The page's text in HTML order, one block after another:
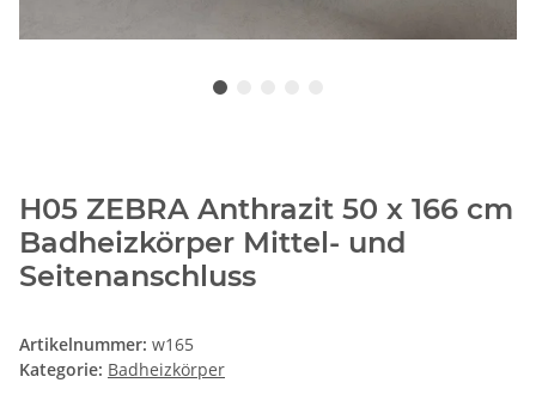
H05 ZEBRA Anthrazit 50 x 166 cm
Badheizkörper Mittel- und
Seitenanschluss
Artikelnummer: w165
Kategorie: Badheizkörper